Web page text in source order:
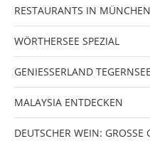
RESTAURANTS IN MÜNCHEN
WÖRTHERSEE SPEZIAL
GENIESSERLAND TEGERNSEE
MALAYSIA ENTDECKEN
DEUTSCHER WEIN: GROSSE